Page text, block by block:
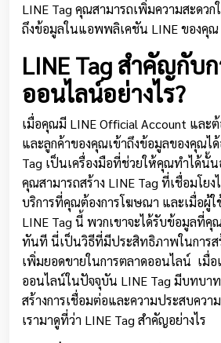
LINE Tag คุณสามารถเพิ่มความสะดวก
ถึงข้อมูลในแอพพลิเคชัน LINE ของคุณ
LINE Tag สำคัญกับ
ออนไลน์อย่างไร?
เมื่อคุณมี LINE Official Account และ
และลูกค้าของคุณเข้าถึงข้อมูลของคุณได้
Tag เป็นเครื่องมือที่ช่วยให้คุณทำได้นั้
คุณสามารถสร้าง LINE Tag ที่เชื่อมโย
บริการที่คุณต้องการโฆษณา และเมื่อผู้
LINE Tag นี้ พวกเขาจะได้รับข้อมูลที่คุ
ทันที นี่เป็นวิธีที่มีประสิทธิภาพในการส
เพิ่มยอดขายในการตลาดออนไลน์ เมื่อ
ออนไลน์ในปัจจุบัน LINE Tag มีบทบา
สร้างการเชื่อมต่อและความประสบควา
เรามาดูที่ว่า LINE Tag สำคัญอย่างไร